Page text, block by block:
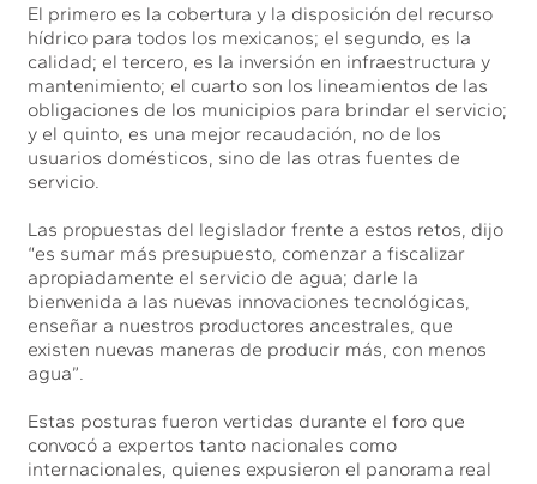
El primero es la cobertura y la disposición del recurso
hídrico para todos los mexicanos; el segundo, es la
calidad; el tercero, es la inversión en infraestructura y
mantenimiento; el cuarto son los lineamientos de las
obligaciones de los municipios para brindar el servicio;
y el quinto, es una mejor recaudación, no de los
usuarios domésticos, sino de las otras fuentes de
servicio.
Las propuestas del legislador frente a estos retos, dijo
“es sumar más presupuesto, comenzar a fiscalizar
apropiadamente el servicio de agua; darle la
bienvenida a las nuevas innovaciones tecnológicas,
enseñar a nuestros productores ancestrales, que
existen nuevas maneras de producir más, con menos
agua”.
Estas posturas fueron vertidas durante el foro que
convocó a expertos tanto nacionales como
internacionales, quienes expusieron el panorama real